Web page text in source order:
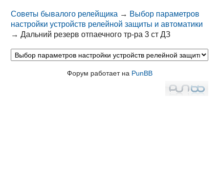
Советы бывалого релейщика → Выбор параметров
настройки устройств релейной защиты и автоматики
→Дальний резерв отпаечного тр-ра 3 ст ДЗ
Форум работает на PunBB